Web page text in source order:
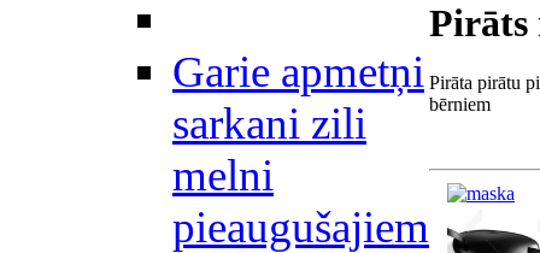
Garie apmetņi
sarkani zili
melni
pieaugušajiem
Pirāts
Pirāta pirātu
bērniem